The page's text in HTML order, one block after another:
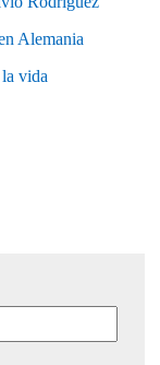
Alemania
vida